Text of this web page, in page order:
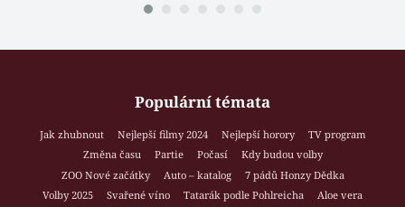
Populární témata
Jak zhubnout Nejlepší filmy 2024 Nejlepší horory
TV program
Změna času
Partie Počasí
Kdy budou volby
ZOO Nové začátky
Auto – katalog
7 pádů Honzy Dědka
Volby 2025
Svařené víno Tatarák podle Pohlreicha
Aloe vera